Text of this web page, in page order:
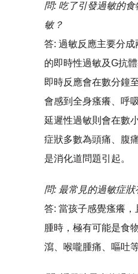
問: 吃了引發過敏的
敏？
答: 過敏反應主要分
的即時性過敏及G抗
即時反應會在數分鐘
會感到全身瘙癢、呼
延遲性過敏則會在數
症狀多數為頭痛、腹
是消化道問題引起。
問: 最常見的過敏症狀
答: 當孩子感覺瘙癢
腫時，極有可能是食
瀉、喉嚨腫痛、嘔吐